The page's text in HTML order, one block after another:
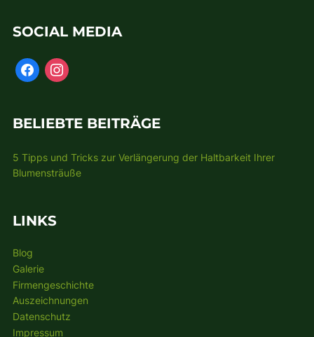
SOCIAL MEDIA
BELIEBTE BEITRÄGE
5 Tipps und Tricks zur Verlängerung der Haltbarkeit Ihrer
Blumensträuße
LINKS
Blog
Galerie
Firmengeschichte
Auszeichnungen
Datenschutz
Impressum